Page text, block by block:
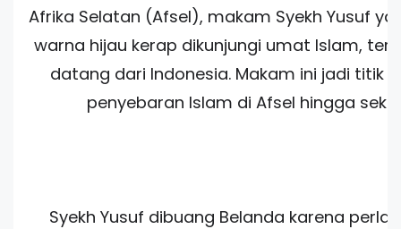
Afrika Selatan (Afsel), makam Syekh Yusuf
warna hijau kerap dikunjungi umat Islam,
datang dari Indonesia. Makam ini jadi titik
penyebaran Islam di Afsel hingga
Syekh Yusuf dibuang Belanda karena